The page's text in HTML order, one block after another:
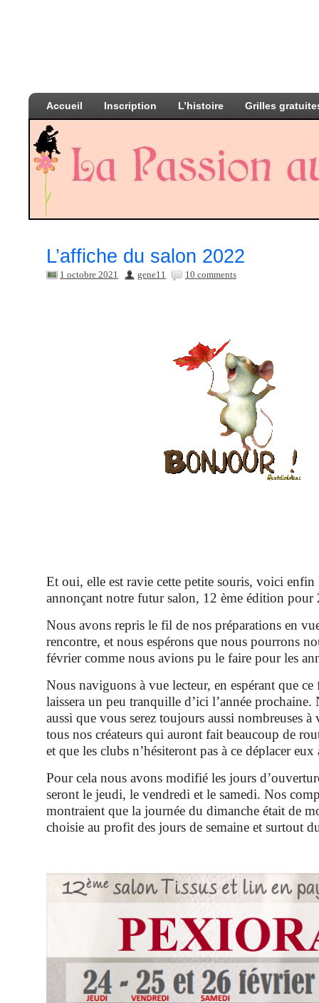
Accueil Inscription L’histoire Grilles
L’affiche du salon 2022
1 octobre 2021 gene11 10 comments
Et oui, elle est ravie cette petite souris, voici enfin
annonçant notre futur salon, 12 ème édition pour
Nous avons repris le fil de nos préparations en
rencontre, et nous espérons que nous pourrons
février comme nous avions pu le faire pour les
Nous naviguons à vue lecteur, en espérant que
laissera un peu tranquille d’ici l’année prochaine.
aussi que vous serez toujours aussi nombreuses
tous nos créateurs qui auront fait beaucoup de
et que les clubs n’hésiteront pas à ce déplacer eux
Pour cela nous avons modifié les jours
seront le jeudi, le vendredi et le samedi. Nos
montraient que la journée du dimanche était de
choisie au profit des jours de semaine et surtout